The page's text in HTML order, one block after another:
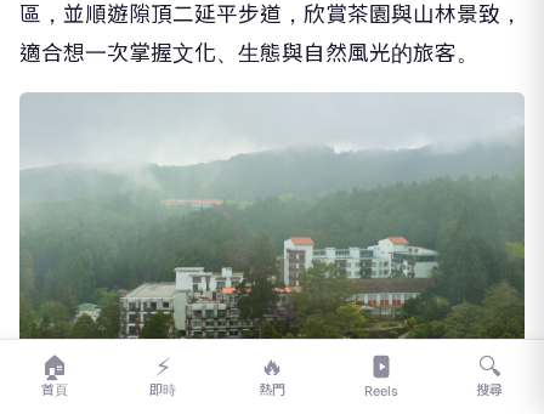
區，並順遊隙頂二延平步道，欣賞茶園與山林景致，
適合想一次掌握文化、生態與自然風光的旅客。
🏠
首頁
⚡
即時
🔥
熱門 Reels
🔍
搜尋